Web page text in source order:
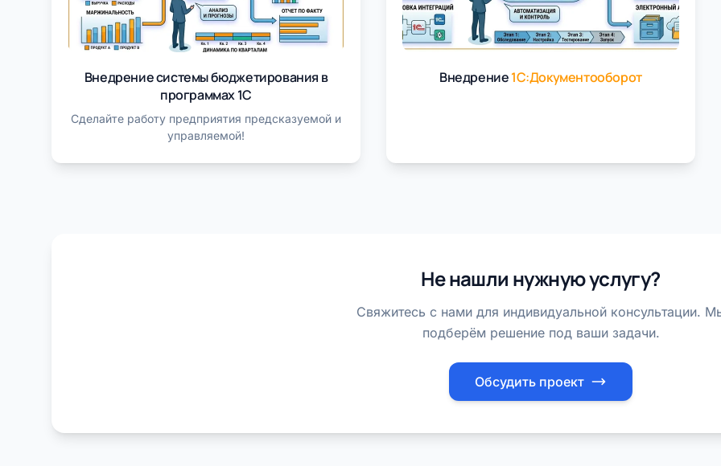
Внедрение системы бюджетирования в
программах 1С
Сделайте работу предприятия предсказуемой и
управляемой!
Внедрение1С:Документооборот
Не нашли нужную услугу?
Свяжитесь с нами для индивидуальной консультации.
подберём решение под ваши задачи.
Обсудить проект